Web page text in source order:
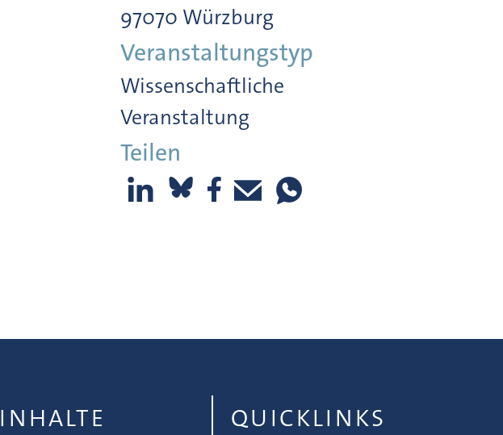
97070 Würzburg
Veranstaltungstyp
Wissenschaftliche
Veranstaltung
Teilen
INHALTE QUICKLINKS